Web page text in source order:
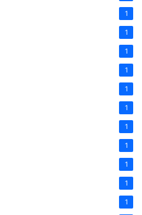
1
1
1
1
1
1
1
1
1
1
1